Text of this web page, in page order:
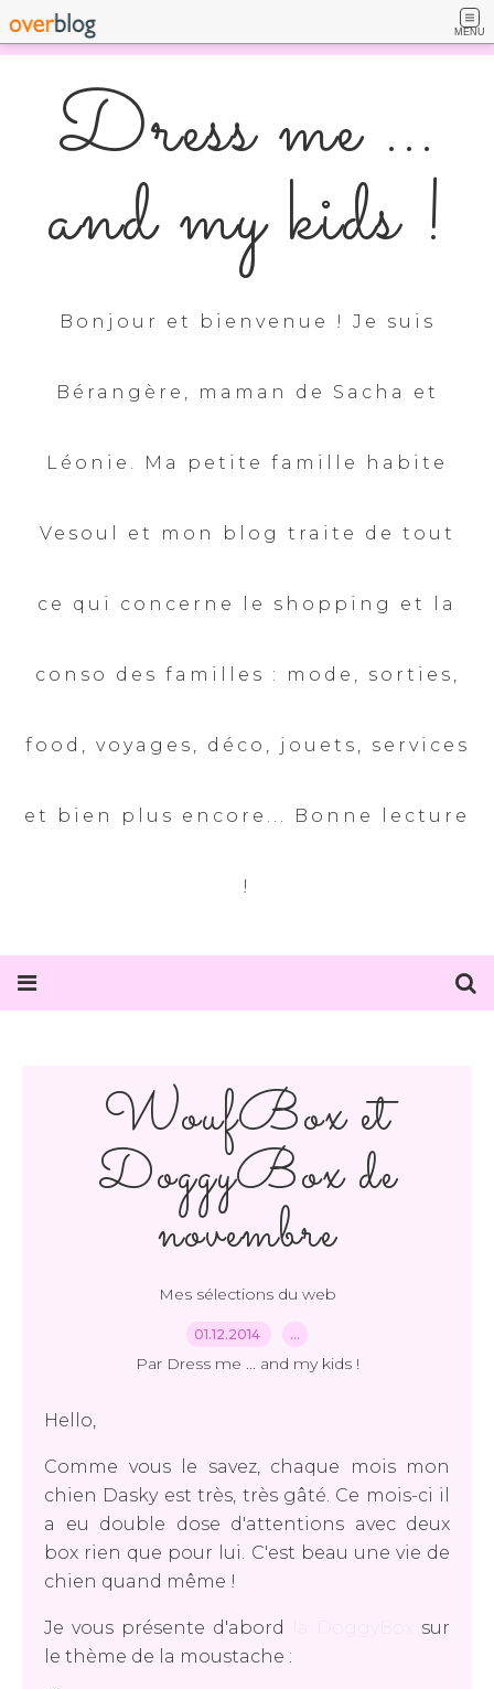
MENU
Dress me ...
and my kids !
Bonjour et bienvenue ! Je suis
Bérangère, maman de Sacha et
Léonie. Ma petite famille habite
Vesoul et mon blog traite de tout
ce qui concerne le shopping et la
conso des familles : mode, sorties,
food, voyages, déco, jouets, services
et bien plus encore... Bonne lecture
!
WoufBox et
DoggyBox de
novembre
Mes sélections du web
01.12.2014 …
Par Dress me ... and my kids !
Hello,
Comme vous le savez, chaque mois mon
chien Dasky est très, très gâté. Ce mois-ci il
a eu double dose d'attentions avec deux
box rien que pour lui. C'est beau une vie de
chien quand même !
Je vous présente d'abord
sur
le thème de la moustache :